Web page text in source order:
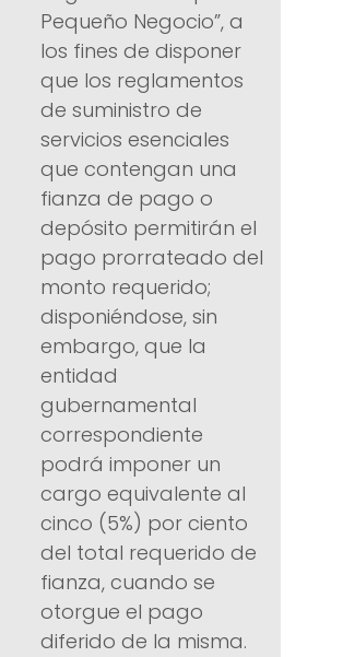
Pequeño Negocio”, a
los fines de disponer
que los reglamentos
de suministro de
servicios esenciales
que contengan una
fianza de pago o
depósito permitirán el
pago prorrateado del
monto requerido;
disponiéndose, sin
embargo, que la
entidad
gubernamental
correspondiente
podrá imponer un
cargo equivalente al
cinco (5%) por ciento
del total requerido de
fianza, cuando se
otorgue el pago
diferido de la misma.